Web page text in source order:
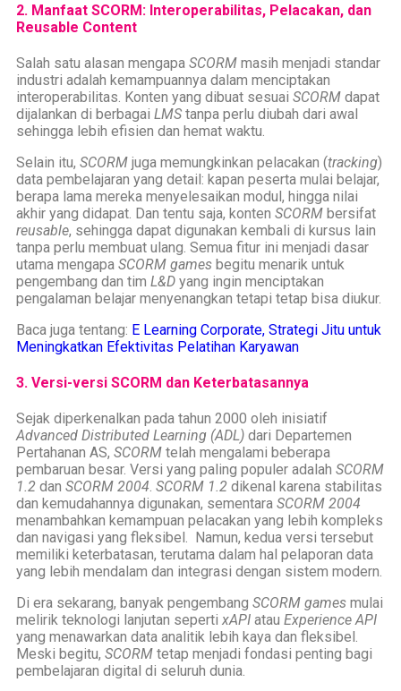
2. Manfaat SCORM: Interoperabilitas, Pelacakan, dan
Reusable Content
Salah satu alasan mengapa SCORM masih menjadi standar
industri adalah kemampuannya dalam menciptakan
interoperabilitas. Konten yang dibuat sesuai SCORM dapat
dijalankan di berbagai LMS tanpa perlu diubah dari awal
sehingga lebih efisien dan hemat waktu.
Selain itu, SCORM juga memungkinkan pelacakan (tracking)
data pembelajaran yang detail: kapan peserta mulai belajar,
berapa lama mereka menyelesaikan modul, hingga nilai
akhir yang didapat. Dan tentu saja, konten SCORM bersifat
reusable, sehingga dapat digunakan kembali di kursus lain
tanpa perlu membuat ulang. Semua fitur ini menjadi dasar
utama mengapa SCORM games begitu menarik untuk
pengembang dan tim L&D yang ingin menciptakan
pengalaman belajar menyenangkan tetapi tetap bisa diukur.
Baca juga tentang: E Learning Corporate, Strategi Jitu untuk
Meningkatkan Efektivitas Pelatihan Karyawan
3. Versi-versi SCORM dan Keterbatasannya
Sejak diperkenalkan pada tahun 2000 oleh inisiatif
Advanced Distributed Learning (ADL) dari Departemen
Pertahanan AS, SCORM telah mengalami beberapa
pembaruan besar. Versi yang paling populer adalah SCORM
1.2 dan SCORM 2004. SCORM 1.2 dikenal karena stabilitas
dan kemudahannya digunakan, sementara SCORM 2004
menambahkan kemampuan pelacakan yang lebih kompleks
dan navigasi yang fleksibel. Namun, kedua versi tersebut
memiliki keterbatasan, terutama dalam hal pelaporan data
yang lebih mendalam dan integrasi dengan sistem modern.
Di era sekarang, banyak pengembang SCORM games mulai
melirik teknologi lanjutan seperti xAPI atau Experience API
yang menawarkan data analitik lebih kaya dan fleksibel.
Meski begitu, SCORM tetap menjadi fondasi penting bagi
pembelajaran digital di seluruh dunia.